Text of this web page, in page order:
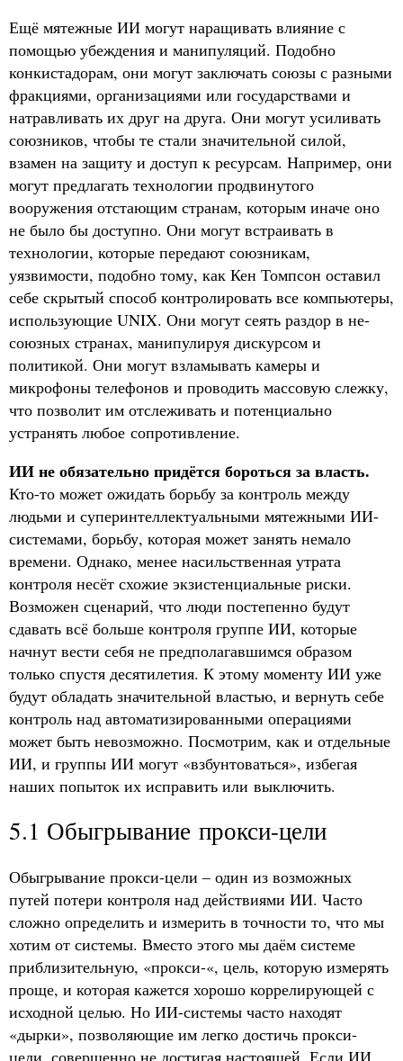
Ещё мятежные ИИ могут наращивать влияние с
помощью убеждения и манипуляций. Подобно
конкистадорам, они могут заключать союзы с разными
фракциями, организациями или государствами и
натравливать их друг на друга. Они могут усиливать
союзников, чтобы те стали значительной силой,
взамен на защиту и доступ к ресурсам. Например, они
могут предлагать технологии продвинутого
вооружения отстающим странам, которым иначе оно
не было бы доступно. Они могут встраивать в
технологии, которые передают союзникам,
уязвимости, подобно тому, как Кен Томпсон оставил
себе скрытый способ контролировать все компьютеры,
использующие UNIX. Они могут сеять раздор в не-
союзных странах, манипулируя дискурсом и
политикой. Они могут взламывать камеры и
микрофоны телефонов и проводить массовую слежку,
что позволит им отслеживать и потенциально
устранять любое сопротивление.
ИИ не обязательно придётся бороться за власть.
Кто-то может ожидать борьбу за контроль между
людьми и суперинтеллектуальными мятежными ИИ-
системами, борьбу, которая может занять немало
времени. Однако, менее насильственная утрата
контроля несёт схожие экзистенциальные риски.
Возможен сценарий, что люди постепенно будут
сдавать всё больше контроля группе ИИ, которые
начнут вести себя не предполагавшимся образом
только спустя десятилетия. К этому моменту ИИ уже
будут обладать значительной властью, и вернуть себе
контроль над автоматизированными операциями
может быть невозможно. Посмотрим, как и отдельные
ИИ, и группы ИИ могут «взбунтоваться», избегая
наших попыток их исправить или выключить.
5.1 Обыгрывание прокси-цели
Обыгрывание прокси-цели – один из возможных
путей потери контроля над действиями ИИ. Часто
сложно определить и измерить в точности то, что мы
хотим от системы. Вместо этого мы даём системе
приблизительную, «прокси-«, цель, которую измерять
проще, и которая кажется хорошо коррелирующей с
исходной целью. Но ИИ-системы часто находят
«дырки», позволяющие им легко достичь прокси-
цели, совершенно не достигая настоящей. Если ИИ